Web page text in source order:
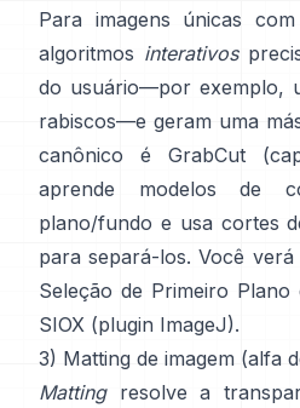
Para imagens únicas
algoritmos interativos
do usuário—por exemplo,
rabiscos—e geram uma
canônico é
GrabCut (
aprende modelos de
plano/fundo e usa cortes
para separá-los. Você verá
Seleção de Primeiro Plano
SIOX (plugin ImageJ).
3) Matting de imagem (alfa
Mattingresolve a